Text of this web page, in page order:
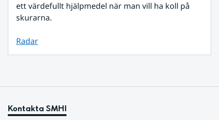
ett värdefullt hjälpmedel när man vill ha koll på
skurarna.
Radar
Kontakta SMHI